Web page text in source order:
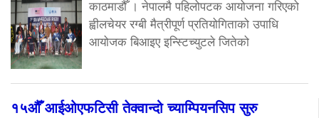
काठमाडौँ । नेपालमै पहिलोपटक आयोजना गरिएको
ह्वीलचेयर रग्बी मैत्रीपूर्ण प्रतियोगिताको उपाधि
आयोजक बिआइए इन्स्टिच्युटले जितेको
१५औँ आईओएफटिसी तेक्वान्दो च्याम्पियनसिप सुरु